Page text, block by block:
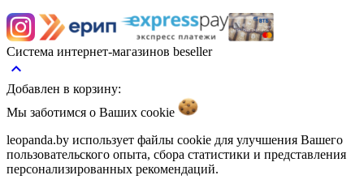
Система интернет-магазинов beseller
keyboard_arrow_up
Добавлен в корзину:
Мы заботимся о Ваших cookie
leopanda.by использует файлы cookie для улучшения Вашего
пользовательского опыта, сбора статистики и представления
персонализированных рекомендаций.